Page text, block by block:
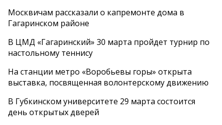
Москвичам рассказали о капремонте дома в
Гагаринском районе
В ЦМД «Гагаринский» 30 марта пройдет турнир по
настольному теннису
На станции метро «Воробьевы горы» открыта
выставка, посвященная волонтерскому движению
В Губкинском университете 29 марта состоится
день открытых дверей